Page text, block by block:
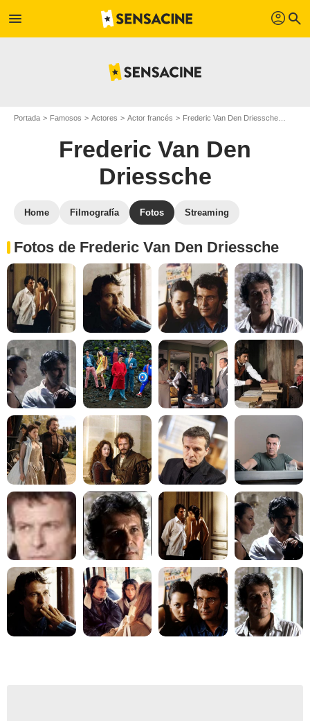
menu profil search
Portada Famosos Actores Actor francés Frederic Van Den Driessche
Frederic Van Den
Driessche
Home Filmografía Fotos Streaming
Fotos de Frederic Van Den Driessche